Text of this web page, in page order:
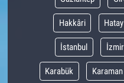
Hakkâri Hatay
İstanbul İzmir
Karabük Karaman